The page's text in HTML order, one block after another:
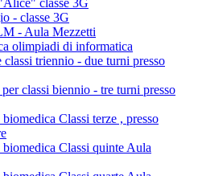
classe 3G
- classe 3G
- Aula Mezzetti
olimpiadi di informatica
classi triennio - due turni presso
classi biennio - tre turni presso
Classi terze , presso
Classi quinte Aula